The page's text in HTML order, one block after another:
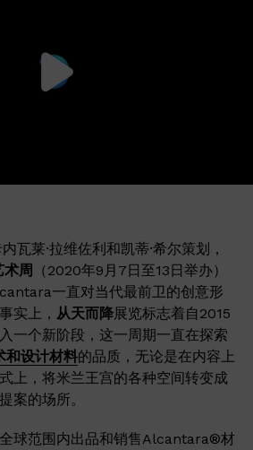
瓦莱·拉维佐利和凯蒂·希尔策划，
周
（2020年9月7日至13日举办）
一直对当代最前卫的创意形
实上， 从天而降展览标志着自2015
一个新阶段，这一周期一直在探索
和设计材料的品质，无论是在内容上
上，将米兰王宫的各种空间转变成
案的场所。
球范围内出品和销售Alcantara®材